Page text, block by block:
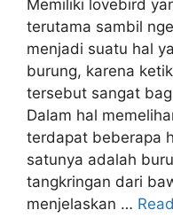
Memiliki lovebird
terutama sambil
menjadi suatu hal
burung, karena
tersebut sangat
Dalam hal
terdapat beberapa
satunya adalah
tangkringan dari
menjelaskan …